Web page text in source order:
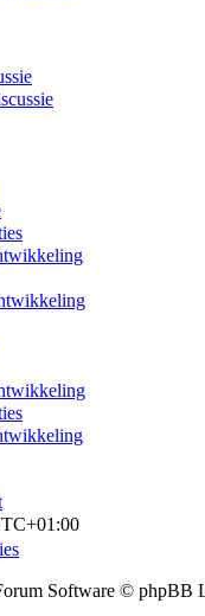
Software © phpBB